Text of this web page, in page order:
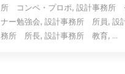
所 コンペ・プロポ, 設計事務所
ナー勉強会, 設計事務所 所員, 設
務所 所長, 設計事務所 教育, ...